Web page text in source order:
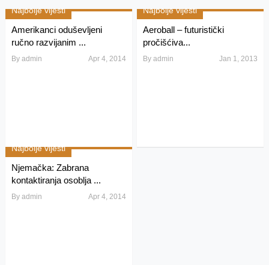
Najbolje vijesti
Amerikanci oduševljeni
ručno razvijanim ...
By admin Apr 4, 2014
Najbolje vijesti
Aeroball – futuristički
pročišćiva...
Byadmin Jan 1, 2013
Najbolje vijesti
Njemačka: Zabrana
kontaktiranja osoblja ...
By admin Apr 4, 2014